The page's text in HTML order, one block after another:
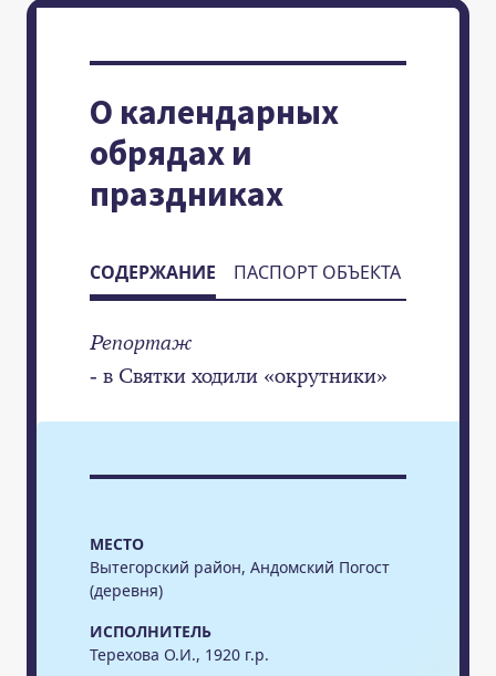
МЕСТО
Вытегорский район, Андомский Погост
(деревня)
ИСПОЛНИТЕЛЬ
Терехова О.И., 1920 г.р.
О календарных
обрядах и
праздниках
СОДЕРЖАНИЕ ПАСПОРТ ОБЪЕКТА
Репортаж
- в Святки ходили «окрутники»